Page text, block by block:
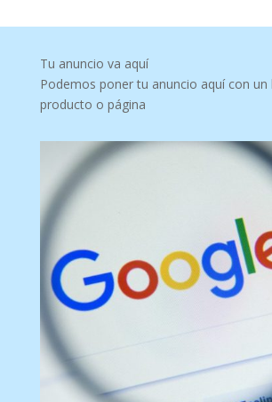
Tu anuncio va aquí
Podemos poner tu anuncio aquí con un
producto o página